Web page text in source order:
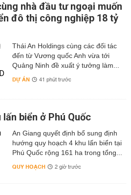
nhà đầu tư ngoại muốn
đô thị công nghiệp 18 tỷ
Thái An Holdings cùng các đối tác
đến từ Vương quốc Anh vừa tới
Quảng Ninh đề xuất ý tưởng làm...
DỰ ÁN 41 phút trước
biển ở Phú Quốc
An Giang quyết định bổ sung định
hướng quy hoạch 4 khu lấn biển tại
Phú Quốc rộng 161 ha trong tổng...
QUY HOẠCH 2 giờ trước